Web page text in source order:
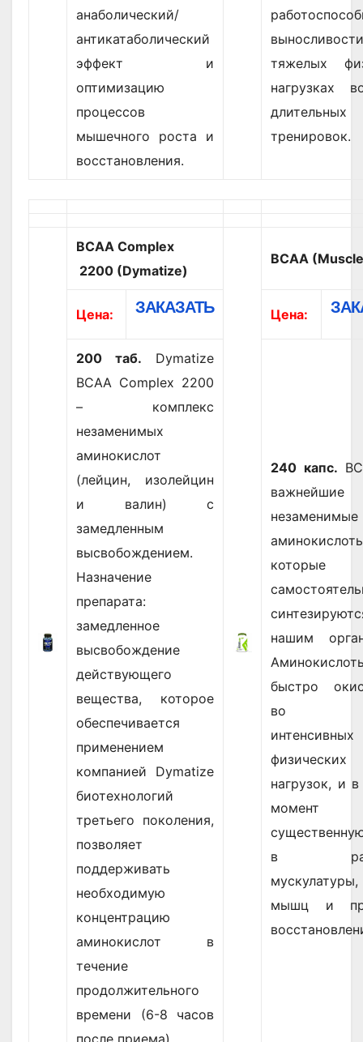
анаболический/
антикатаболический
эффект и
оптимизацию
процессов
мышечного роста и
восстановления.
тяжелых
нагрузках
длительных
тренировок.
ВСАА Complex
2200 (Dymatize)
BCAA
Цена: ЗАКАЗАТЬ Цена:
200 таб. Dymatize
BCAA Complex 2200
– комплекс
незаменимых
аминокислот
(лейцин, изолейцин
и валин) с
замедленным
высвобождением.
Назначение
препарата:
замедленное
высвобождение
действующего
вещества, которое
обеспечивается
применением
компанией Dymatize
биотехнологий
третьего поколения,
позволяет
поддерживать
необходимую
концентрацию
аминокислот в
течение
продолжительного
времени (6-8 часов
240 капс.
важнейшие
незаменимые
которые
нашим
быстро
во
интенсивных
физических
нагрузок, и
момент
в
мышц и